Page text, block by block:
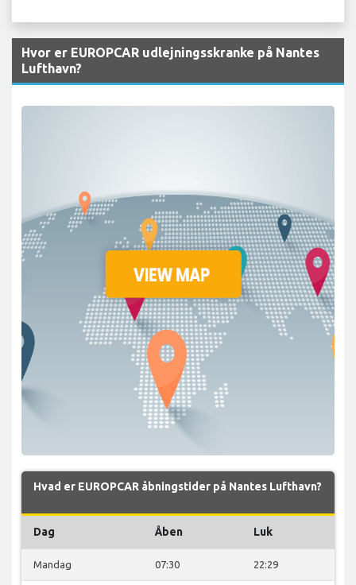
Hvor er EUROPCAR udlejningsskranke på Nantes
Lufthavn?
Hvad er EUROPCAR åbningstider på Nantes Lufthavn?
Dag Åben Luk
Mandag 07:30 22:29